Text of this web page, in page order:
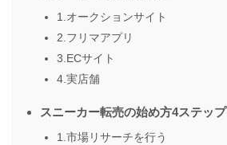
1.オークションサイト
2.フリマアプリ
3.ECサイト
4.実店舗
スニーカー転売の始め方4ステップ
1.市場リサーチを行う